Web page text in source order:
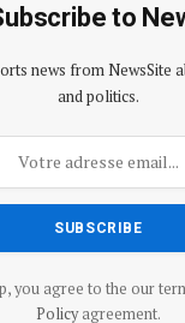
to
news from NewsSite
and politics.
you agree to the our
Policyagreement.